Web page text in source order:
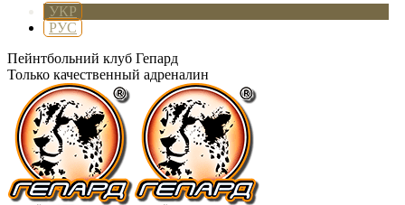
УКР
РУС
Пейнтбольний клуб Гепард
Только качественный адреналин